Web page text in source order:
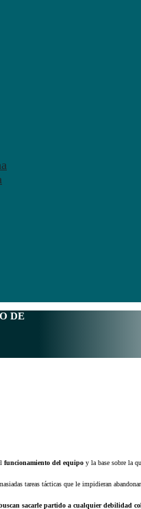
DE
funcionamiento del equipo y la base sobre la
tareas tácticas que le impidieran
sacarle partido a cualquier debilidad